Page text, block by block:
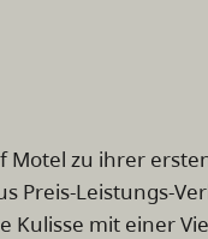
Motel zu ihrer
Preis-Leistungs-
Kulisse mit einer